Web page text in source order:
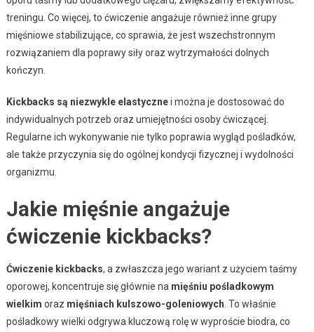
treningu. Co więcej, to ćwiczenie angażuje również inne grupy
mięśniowe stabilizujące, co sprawia, że jest wszechstronnym
rozwiązaniem dla poprawy siły oraz wytrzymałości dolnych
kończyn.
Kickbacks są niezwykle elastycznei można je dostosować do
indywidualnych potrzeb oraz umiejętności osoby ćwiczącej.
Regularne ich wykonywanie nie tylko poprawia wygląd pośladków,
ale także przyczynia się do ogólnej kondycji fizycznej i wydolności
organizmu.
Jakie mięśnie angażuje
ćwiczenie kickbacks?
Ćwiczenie kickbacks, a zwłaszcza jego wariant z użyciem taśmy
oporowej, koncentruje się głównie na mięśniu pośladkowym
wielkim oraz mięśniach kulszowo-goleniowych . To właśnie
pośladkowy wielki odgrywa kluczową rolę w wyproście biodra, co